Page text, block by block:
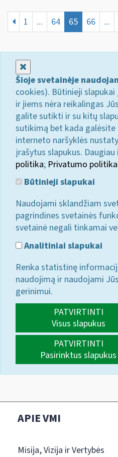
1 ... 64 65 66 ...
Šioje svetainėje
cookies). Būtinieji
ir jiems nėra reikalingas
galite sutikti ir su kitų
sutikimą bet kada
interneto naršyklės
įrašytus slapukus.
politika; Privatumo
Būtinieji slapukai
Naudojami sklandžiam
pagrindines svetainės
svetainė negali tinkamai
Analitiniai slapukai
Renka statistinę
naudojimą ir naudojami
gerinimui.
PATVIRTINTI
Visus slapukus
PATVIRTINTI
Pasirinktus slapukus
APIE VMI
Misija, Vizija ir Vertybės